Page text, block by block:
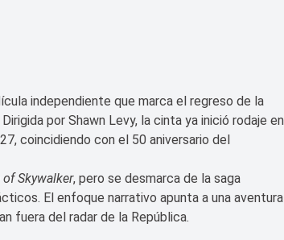
independiente que marca el regreso de la
por Shawn Levy, la cinta ya inició rodaje en
coincidiendo con el 50 aniversario del
of Skywalker, pero se desmarca de la saga
El enfoque narrativo apunta a una aventura
fuera del radar de la República.